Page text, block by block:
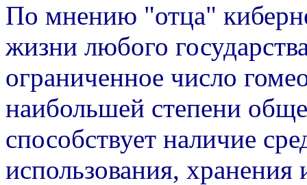
По мнению "отца"
жизни любого
ограниченное число
наибольшей степени
способствует наличие
использования,